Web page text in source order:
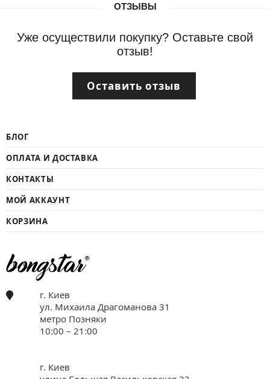
ОТЗЫВЫ
Уже осуществили покупку? Оставьте свой
отзыв!
Оставить отзыв
БЛОГ
ОПЛАТА И ДОСТАВКА
КОНТАКТЫ
МОЙ АККАУНТ
КОРЗИНА
г. Киев
ул. Михаила Драгоманова 31
метро Позняки
10:00 – 21:00
г. Киев